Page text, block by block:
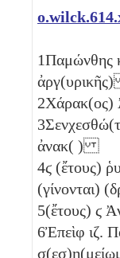
1Παμώνθης
2
3
ἀνακ( )
4ϛ (ἔτους)
(γίνονται)
5(ἔτους) ϛ
6Ἐπεὶφ ιζ.